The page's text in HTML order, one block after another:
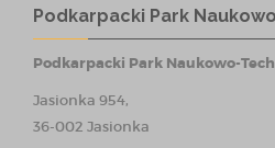
Podkarpacki Park
Podkarpacki Park Naukowo-
Jasionka 954,
36-002 Jasionka